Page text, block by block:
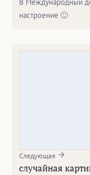
настроение 🙂
Следующая
случайная